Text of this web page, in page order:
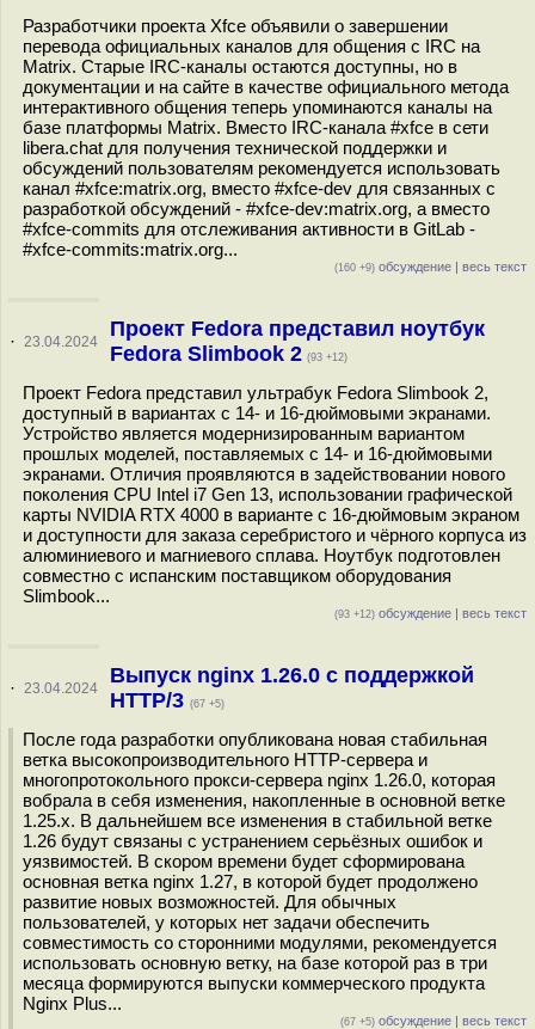
Разработчики проекта Xfce объявили о завершении
перевода официальных каналов для общения с IRC на
Matrix. Старые IRC-каналы остаются доступны, но в
документации и на сайте в качестве официального метода
интерактивного общения теперь упоминаются каналы на
базе платформы Matrix. Вместо IRC-канала #xfce в сети
libera.chat для получения технической поддержки и
обсуждений пользователям рекомендуется использовать
канал #xfce:matrix.org, вместо #xfce-dev для связанных с
разработкой обсуждений - #xfce-dev:matrix.org, а вместо
#xfce-commits для отслеживания активности в GitLab -
#xfce-commits:matrix.org...
(160 +9) обсуждение | весь текст
· 23.04.2024
Проект Fedora представил ноутбук
Fedora Slimbook 2 (93 +12)
Проект Fedora представил ультрабук Fedora Slimbook 2,
доступный в вариантах с 14- и 16-дюймовыми экранами.
Устройство является модернизированным вариантом
прошлых моделей, поставляемых с 14- и 16-дюймовыми
экранами. Отличия проявляются в задействовании нового
поколения CPU Intel i7 Gen 13, использовании графической
карты NVIDIA RTX 4000 в варианте c 16-дюймовым экраном
и доступности для заказа серебристого и чёрного корпуса из
алюминиевого и магниевого сплава. Ноутбук подготовлен
совместно с испанским поставщиком оборудования
Slimbook...
(93 +12) обсуждение | весь текст
· 23.04.2024
Выпуск nginx 1.26.0 с поддержкой
HTTP/3 (67 +5)
После года разработки опубликована новая стабильная
ветка высокопроизводительного HTTP-сервера и
многопротокольного прокси-сервера nginx 1.26.0, которая
вобрала в себя изменения, накопленные в основной ветке
1.25.x. В дальнейшем все изменения в стабильной ветке
1.26 будут связаны с устранением серьёзных ошибок и
уязвимостей. В скором времени будет сформирована
основная ветка nginx 1.27, в которой будет продолжено
развитие новых возможностей. Для обычных
пользователей, у которых нет задачи обеспечить
совместимость со сторонними модулями, рекомендуется
использовать основную ветку, на базе которой раз в три
месяца формируются выпуски коммерческого продукта
Nginx Plus...
(67 +5) обсуждение | весь текст